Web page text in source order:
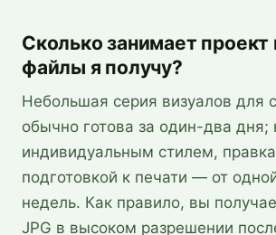
Сколько занимает проект
файлы я получу?
Небольшая серия визуалов для
обычно готова за один-два дня;
индивидуальным стилем,
подготовкой к печати — от
недель. Как правило, вы
JPG в высоком разрешении